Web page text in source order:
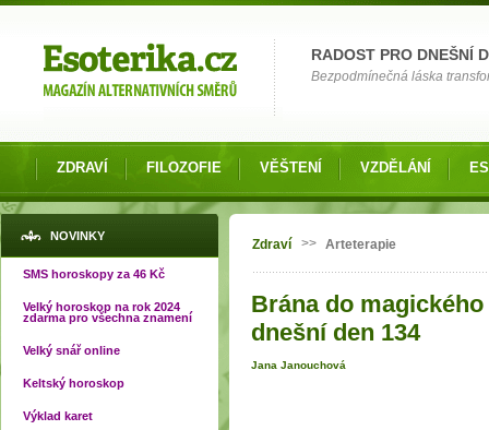
RADOST PRO DNEŠNÍ
Bezpodmínečná láska
ZDRAVÍ FILOZOFIE VĚŠTENÍ VZDĚLÁNÍ
NOVINKY
SMS horoskopy za 46 Kč
Velký horoskop na rok 2024
zdarma pro všechna znamení
Velký snář online
Keltský horoskop
Výklad karet
Jste zde
Zdraví >> Arteterapie
Brána do
dnešní den 134
Jana Janouchová